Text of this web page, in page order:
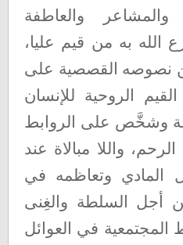
والعاطفة
الله به من قيم عليا،
نصوصه القصصية على
الروحية للإنسان
وشخَّص على الروابط
واللا مبالاة عند
المادي وتعاظمه في
أجل السلطة والغِنى
المجتمعية في العوائل